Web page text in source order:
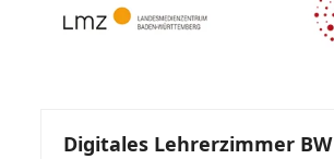
Digitales Lehrerzimmer BW